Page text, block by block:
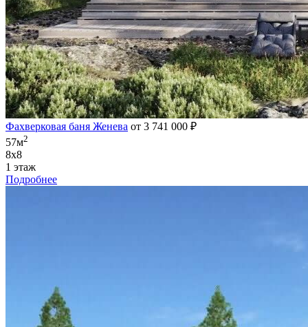
Фахверковая баня Женева от 3 741 000 ₽
57м2
8х8
1 этаж
Подробнее